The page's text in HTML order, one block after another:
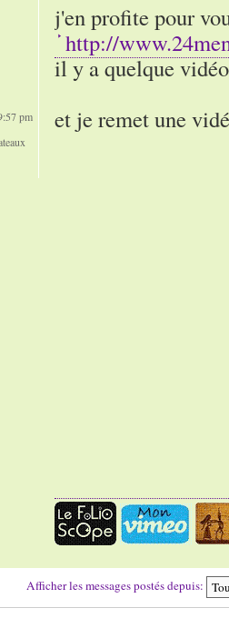
j'en profite pour
http://
il y a quelque
et je remet une
pm
Afficher les messages postés depuis: